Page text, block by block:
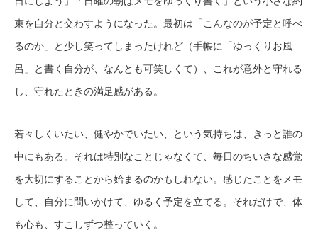
束を自分と交わすようになった。最初は「こんなのが予定と呼べ
るのか」と少し笑ってしまったけれど（手帳に「ゆっくりお風
呂」と書く自分が、なんとも可笑しくて）、これが意外と守れる
し、守れたときの満足感がある。
若々しくいたい、健やかでいたい、という気持ちは、きっと誰の
中にもある。それは特別なことじゃなくて、毎日のちいさな感覚
を大切にすることから始まるのかもしれない。感じたことをメモ
して、自分に問いかけて、ゆるく予定を立てる。それだけで、体
も心も、すこしずつ整っていく。